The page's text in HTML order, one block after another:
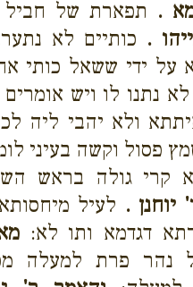
. תפארת של חביל
. כותיים לא
על ידי ששאל כותי
נתנו לו ויש
ולא יהבי ליה
פסול וקשה בעיני
קרי גולה בראש
יוחנן . לעיל
דגדמא ותו לא:
נהר פרת למעלה